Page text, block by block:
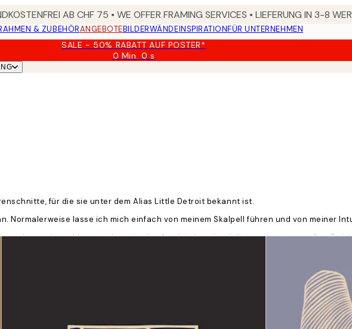
AB CHF 75 • WE OFFER FRAMING SERVICES • LIEFERUNG IN 3-8
& ZUBEHÖRANGEBOTEBILDERWÄNDEINSPIRATIONFÜR UNTERNEHMEN
SALE - 50% RABATT AUF POSTER*
0 Min. 0 s
Gültig
für die sie unter dem Alias Little Detroit bekannt ist.
Normalerweise lasse ich mich einfach von meinem Skalpell führen und von meiner
und erzählte uns, dass sie das Ausdrücken durch Kunst als einen großen Teil